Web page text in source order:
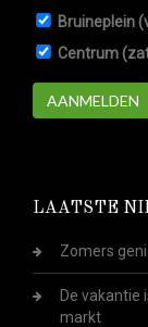
Bruineplein
Centrum
AANMELDEN
LAATSTE
Zomers
De vakantie
markt